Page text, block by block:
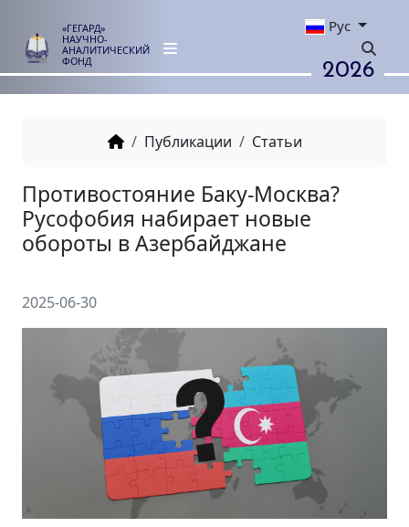
«ГЕГАРД»
НАУЧНО-
АНАЛИТИЧЕСКИЙ
ФОНД
Рус
2026
Публикации Статьи
Противостояние Баку-
обороты в Азербайджане
2025-06-30